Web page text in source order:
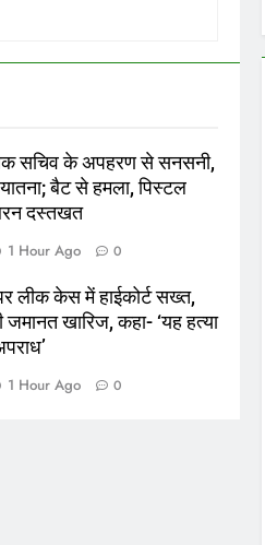
सचिव के अपहरण से सनसनी,
बैट से हमला, पिस्टल
दस्तखत
1 Hour Ago 0
लीक केस में हाईकोर्ट सख्त,
जमानत खारिज, कहा- ‘यह हत्या
1 Hour Ago 0